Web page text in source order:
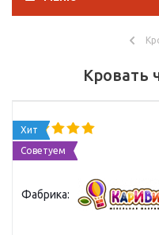
Кровать
Хит
Советуем
Фабрика: